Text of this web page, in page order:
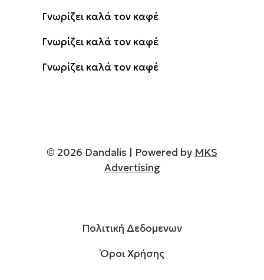
Γνωρίζει καλά τον καφέ
Γνωρίζει καλά τον καφέ
Γνωρίζει καλά τον καφέ
© 2026 Dandalis | Powered by MKS
Advertising
Πολιτική Δεδομενων
Όροι Χρήσης